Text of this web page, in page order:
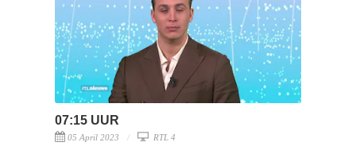
07:15 UUR
05 April 2023 RTL 4